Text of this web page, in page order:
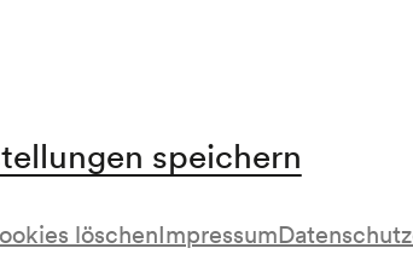
speichern
löschenImpressum
in folgenden Abos